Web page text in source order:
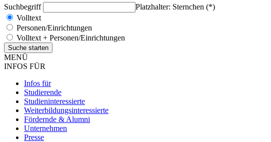
Suchbegriff
Platzhalter: Sternchen (*)
Volltext
Personen/Einrichtungen
Volltext + Personen/Einrichtungen
MENÜ
INFOS FÜR
Infos für
Studierende
Studieninteressierte
Weiterbildungsinteressierte
Fördernde & Alumni
Unternehmen
Presse